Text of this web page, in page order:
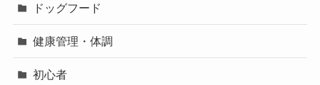
ドッグフード
健康管理・体調
初心者